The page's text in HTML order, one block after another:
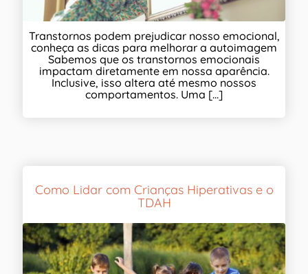
Transtornos podem prejudicar nosso emocional,
conheça as dicas para melhorar a autoimagem
Sabemos que os transtornos emocionais
impactam diretamente em nossa aparência.
Inclusive, isso altera até mesmo nossos
comportamentos. Uma [...]
Como Lidar com Crianças Hiperativas e o
TDAH